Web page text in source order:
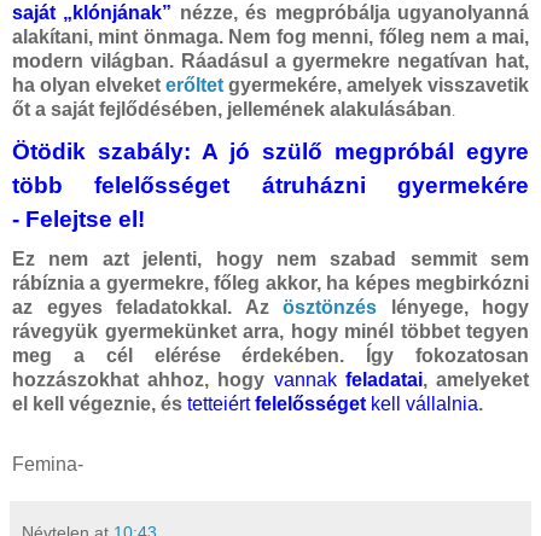
saját „klónjának” nézze, és megpróbálja ugyanolyanná
alakítani, mint önmaga. Nem fog menni, főleg nem a mai,
modern világban. Ráadásul a gyermekre negatívan hat,
ha olyan elveket erőltet gyermekére, amelyek visszavetik
őt a saját fejlődésében, jellemének alakulásában
Ötödik szabály: A jó szülő megpróbál egyre
több felelősséget átruházni gyermekére
- Felejtse el!
Ez nem azt jelenti, hogy nem szabad semmit sem
rábíznia a gyermekre, főleg akkor, ha képes megbirkózni
az egyes feladatokkal. Az
ösztönzés
lényege, hogy
rávegyük gyermekünket arra, hogy minél többet tegyen
meg a cél elérése érdekében. Így fokozatosan
hozzászokhat ahhoz, hogy vannak feladatai, amelyeket
el kell végeznie, és tetteiért felelősséget kell vállalnia.
Femina-
Névtelen at 10:43